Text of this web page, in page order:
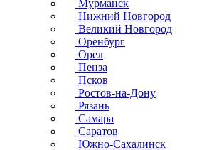
Мурманск
Нижний Новгород
Великий Новгород
Оренбург
Орел
Пенза
Псков
Ростов-на-Дону
Рязань
Самара
Саратов
Южно-Сахалинск